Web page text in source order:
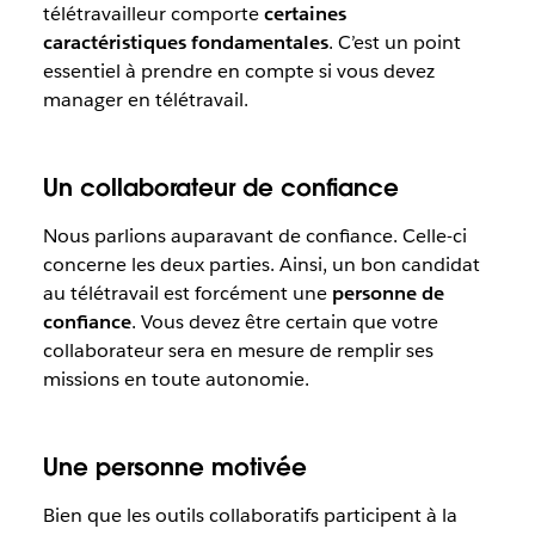
télétravailleur comportecertaines
caractéristiques fondamentales. C’est un point
essentiel à prendre en compte si vous devez
manager en télétravail.
Un collaborateur de confiance
Nous parlions auparavant de confiance. Celle-ci
concerne les deux parties. Ainsi, un bon candidat
au télétravail est forcément une personne de
confiance. Vous devez être certain que votre
collaborateur sera en mesure de remplir ses
missions en toute autonomie.
Une personne motivée
Bien que les outils collaboratifs participent à la